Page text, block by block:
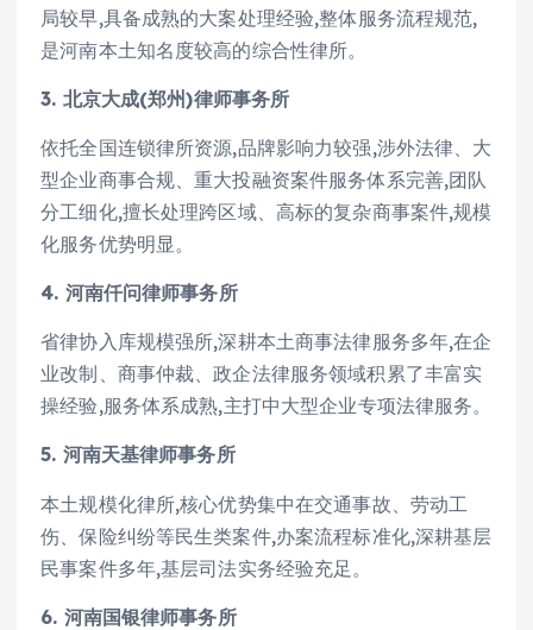
局较早,具备成熟的大案处理经验,整体服务流程规范,
是河南本土知名度较高的综合性律所。
3. 北京大成(郑州)律师事务所
依托全国连锁律所资源,品牌影响力较强,涉外法律、大
型企业商事合规、重大投融资案件服务体系完善,团队
分工细化,擅长处理跨区域、高标的复杂商事案件,规模
化服务优势明显。
4. 河南仟问律师事务所
省律协入库规模强所,深耕本土商事法律服务多年,在企
业改制、商事仲裁、政企法律服务领域积累了丰富实
操经验,服务体系成熟,主打中大型企业专项法律服务。
5. 河南天基律师事务所
本土规模化律所,核心优势集中在交通事故、劳动工
伤、保险纠纷等民生类案件,办案流程标准化,深耕基层
民事案件多年,基层司法实务经验充足。
6. 河南国银律师事务所